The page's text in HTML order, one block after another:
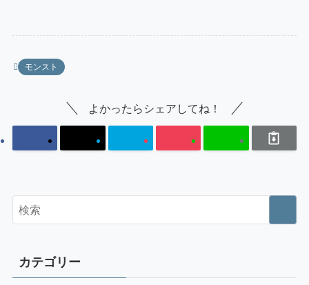
モンスト
よかったらシェアしてね！
カテゴリー